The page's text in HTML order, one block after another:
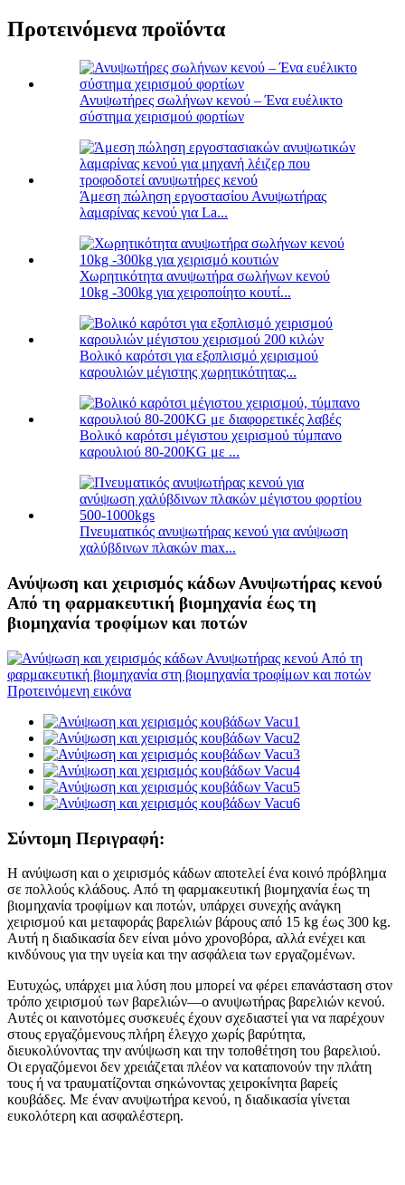
Προτεινόμενα προϊόντα
Ανυψωτήρες σωλήνων κενού – Ένα ευέλικτο
σύστημα χειρισμού φορτίων
Άμεση πώληση εργοστασίου Ανυψωτήρας
λαμαρίνας κενού για La...
Χωρητικότητα ανυψωτήρα σωλήνων κενού
10kg -300kg για χειροποίητο κουτί...
Βολικό καρότσι για εξοπλισμό χειρισμού
καρουλιών μέγιστης χωρητικότητας...
Βολικό καρότσι μέγιστου χειρισμού τύμπανο
καρουλιού 80-200KG με ...
Πνευματικός ανυψωτήρας κενού για ανύψωση
χαλύβδινων πλακών max...
Ανύψωση και χειρισμός κάδων Ανυψωτήρας κενού
Από τη φαρμακευτική βιομηχανία έως τη
βιομηχανία τροφίμων και ποτών
Σύντομη Περιγραφή:
Η ανύψωση και ο χειρισμός κάδων αποτελεί ένα κοινό πρόβλημα
σε πολλούς κλάδους. Από τη φαρμακευτική βιομηχανία έως τη
βιομηχανία τροφίμων και ποτών, υπάρχει συνεχής ανάγκη
χειρισμού και μεταφοράς βαρελιών βάρους από 15 kg έως 300 kg.
Αυτή η διαδικασία δεν είναι μόνο χρονοβόρα, αλλά ενέχει και
κινδύνους για την υγεία και την ασφάλεια των εργαζομένων.
Ευτυχώς, υπάρχει μια λύση που μπορεί να φέρει επανάσταση στον
τρόπο χειρισμού των βαρελιών—ο ανυψωτήρας βαρελιών κενού.
Αυτές οι καινοτόμες συσκευές έχουν σχεδιαστεί για να παρέχουν
στους εργαζόμενους πλήρη έλεγχο χωρίς βαρύτητα,
διευκολύνοντας την ανύψωση και την τοποθέτηση του βαρελιού.
Οι εργαζόμενοι δεν χρειάζεται πλέον να καταπονούν την πλάτη
τους ή να τραυματίζονται σηκώνοντας χειροκίνητα βαρείς
κουβάδες. Με έναν ανυψωτήρα κενού, η διαδικασία γίνεται
ευκολότερη και ασφαλέστερη.